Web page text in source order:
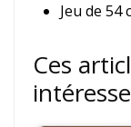
Jeu de 54
Ces